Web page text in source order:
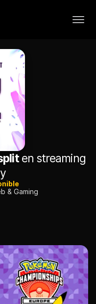
en streaming
& Gaming